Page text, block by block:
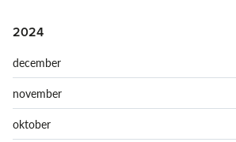
2024
december
november
oktober